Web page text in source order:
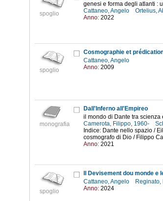
spoglio
genesi e forma degli atlanti :
Cattaneo, Angelo
Ortelius,
Anno: 2022
spoglio
Cosmographie et
Cattaneo, Angelo
Anno: 2009
monografia
Dall'Inferno all'Empireo
il mondo di Dante tra scienza
Camerota, Filippo, 1960-
Indice: Dante nello spazio /
cosmografo di Dio / Filippo
Anno: 2021
spoglio
Il Devisement dou monde
Cattaneo, Angelo
Reginato,
Anno: 2024